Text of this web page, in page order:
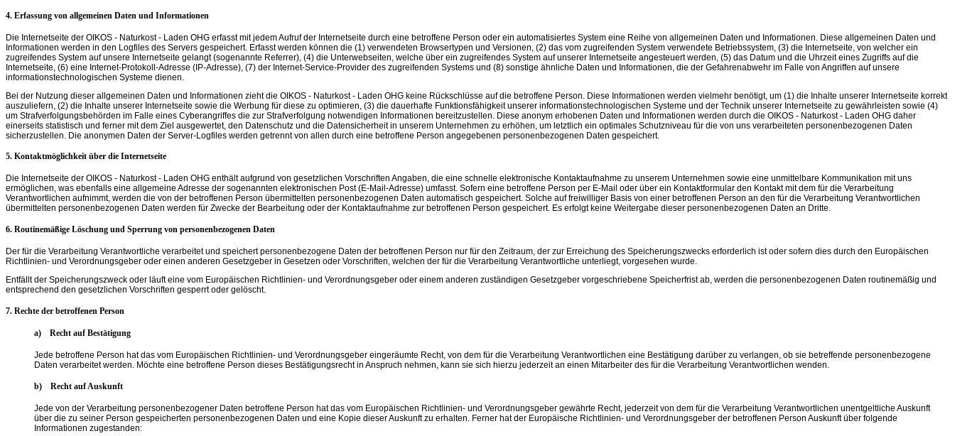
4. Erfassung von allgemeinen Daten und Informationen
Die Internetseite der OIKOS - Naturkost - Laden OHG erfasst mit jedem Aufruf der Internetseite durch eine betroffene Person oder ein automatisiertes System eine Reihe von allgemeinen Daten und Informationen. Diese allgemeinen Daten und
Informationen werden in den Logfiles des Servers gespeichert. Erfasst werden können die (1) verwendeten Browsertypen und Versionen, (2) das vom zugreifenden System verwendete Betriebssystem, (3) die Internetseite, von welcher ein
zugreifendes System auf unsere Internetseite gelangt (sogenannte Referrer), (4) die Unterwebseiten, welche über ein zugreifendes System auf unserer Internetseite angesteuert werden, (5) das Datum und die Uhrzeit eines Zugriffs auf die
Internetseite, (6) eine Internet-Protokoll-Adresse (IP-Adresse), (7) der Internet-Service-Provider des zugreifenden Systems und (8) sonstige ähnliche Daten und Informationen, die der Gefahrenabwehr im Falle von Angriffen auf unsere
informationstechnologischen Systeme dienen.
Bei der Nutzung dieser allgemeinen Daten und Informationen zieht die OIKOS - Naturkost - Laden OHG keine Rückschlüsse auf die betroffene Person. Diese Informationen werden vielmehr benötigt, um (1) die Inhalte unserer Internetseite korrekt
auszuliefern, (2) die Inhalte unserer Internetseite sowie die Werbung für diese zu optimieren, (3) die dauerhafte Funktionsfähigkeit unserer informationstechnologischen Systeme und der Technik unserer Internetseite zu gewährleisten sowie (4)
um Strafverfolgungsbehörden im Falle eines Cyberangriffes die zur Strafverfolgung notwendigen Informationen bereitzustellen. Diese anonym erhobenen Daten und Informationen werden durch die OIKOS - Naturkost - Laden OHG daher
einerseits statistisch und ferner mit dem Ziel ausgewertet, den Datenschutz und die Datensicherheit in unserem Unternehmen zu erhöhen, um letztlich ein optimales Schutzniveau für die von uns verarbeiteten personenbezogenen Daten
sicherzustellen. Die anonymen Daten der Server-Logfiles werden getrennt von allen durch eine betroffene Person angegebenen personenbezogenen Daten gespeichert.
5. Kontaktmöglichkeit über die Internetseite
Die Internetseite der OIKOS - Naturkost - Laden OHG enthält aufgrund von gesetzlichen Vorschriften Angaben, die eine schnelle elektronische Kontaktaufnahme zu unserem Unternehmen sowie eine unmittelbare Kommunikation mit uns
ermöglichen, was ebenfalls eine allgemeine Adresse der sogenannten elektronischen Post (E-Mail-Adresse) umfasst. Sofern eine betroffene Person per E-Mail oder über ein Kontaktformular den Kontakt mit dem für die Verarbeitung
Verantwortlichen aufnimmt, werden die von der betroffenen Person übermittelten personenbezogenen Daten automatisch gespeichert. Solche auf freiwilliger Basis von einer betroffenen Person an den für die Verarbeitung Verantwortlichen
übermittelten personenbezogenen Daten werden für Zwecke der Bearbeitung oder der Kontaktaufnahme zur betroffenen Person gespeichert. Es erfolgt keine Weitergabe dieser personenbezogenen Daten an Dritte.
6. Routinemäßige Löschung und Sperrung von personenbezogenen Daten
Der für die Verarbeitung Verantwortliche verarbeitet und speichert personenbezogene Daten der betroffenen Person nur für den Zeitraum, der zur Erreichung des Speicherungszwecks erforderlich ist oder sofern dies durch den Europäischen
Richtlinien- und Verordnungsgeber oder einen anderen Gesetzgeber in Gesetzen oder Vorschriften, welchen der für die Verarbeitung Verantwortliche unterliegt, vorgesehen wurde.
Entfällt der Speicherungszweck oder läuft eine vom Europäischen Richtlinien- und Verordnungsgeber oder einem anderen zuständigen Gesetzgeber vorgeschriebene Speicherfrist ab, werden die personenbezogenen Daten routinemäßig und
entsprechend den gesetzlichen Vorschriften gesperrt oder gelöscht.
7. Rechte der betroffenen Person
a) Recht auf Bestätigung
Jede betroffene Person hat das vom Europäischen Richtlinien- und Verordnungsgeber eingeräumte Recht, von dem für die Verarbeitung Verantwortlichen eine Bestätigung darüber zu verlangen, ob sie betreffende personenbezogene
Daten verarbeitet werden. Möchte eine betroffene Person dieses Bestätigungsrecht in Anspruch nehmen, kann sie sich hierzu jederzeit an einen Mitarbeiter des für die Verarbeitung Verantwortlichen wenden.
b) Recht auf Auskunft
Jede von der Verarbeitung personenbezogener Daten betroffene Person hat das vom Europäischen Richtlinien- und Verordnungsgeber gewährte Recht, jederzeit von dem für die Verarbeitung Verantwortlichen unentgeltliche Auskunft
über die zu seiner Person gespeicherten personenbezogenen Daten und eine Kopie dieser Auskunft zu erhalten. Ferner hat der Europäische Richtlinien- und Verordnungsgeber der betroffenen Person Auskunft über folgende
Informationen zugestanden: